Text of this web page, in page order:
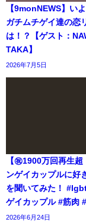
【9monNEWS】い
ガチムチゲイ達の恋
は！？【ゲスト：
TAKA】
2026年7月5日
【㊗️1900万回再生超
ンゲイカップルに好
を聞いてみた！
ゲイカップル #筋肉
2026年6月24日